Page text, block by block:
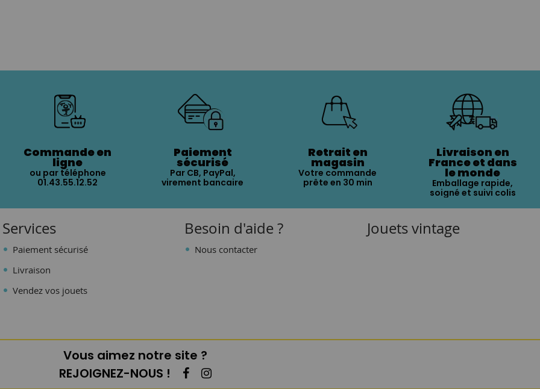
Commande en
ligne
ou par téléphone
01.43.55.12.52
Paiement
sécurisé
Par CB, PayPal,
virement bancaire
Retrait en
magasin
Votre commande
prête en 30 min
Livraison en
France et dans
le monde
Emballage rapide,
soigné et suivi colis
Services
Paiement sécurisé
Livraison
Vendez vos jouets
Besoin d'aide ?
Nous contacter
Jouets vintage
Vous aimez notre site ?
REJOIGNEZ-NOUS !